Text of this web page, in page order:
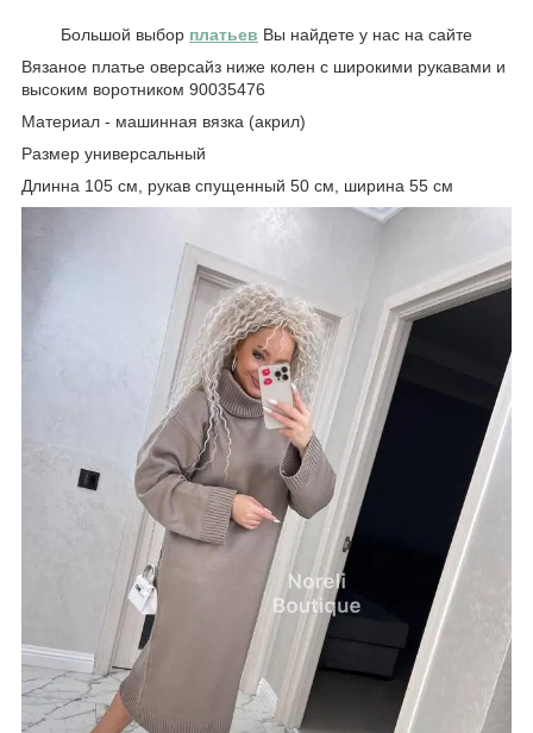
Большой выбор платьев Вы найдете у нас на сайте
Вязаное платье оверсайз ниже колен с широкими рукавами и
высоким воротником 90035476
Материал - машинная вязка (акрил)
Размер универсальный
Длинна 105 см, рукав спущенный 50 см, ширина 55 см